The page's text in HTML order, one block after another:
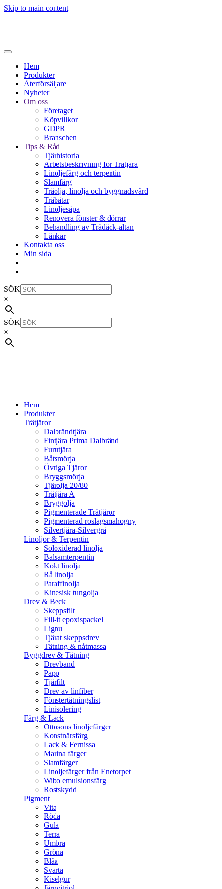
Skip to main content
Hem
Produkter
Återförsäljare
Nyheter
Om oss
Företaget
Köpvillkor
GDPR
Branschen
Tips & Råd
Tjärhistoria
Arbetsbeskrivning för Trätjära
Linoljefärg och terpentin
Slamfärg
Träolja, linolja och byggnadsvård
Träbåtar
Linoljesåpa
Renovera fönster & dörrar
Behandling av Trädäck-altan
Länkar
Kontakta oss
Min sida
SÖK
×
SÖK
×
Hem
Produkter
Trätjäror
Dalbrändtjära
Fintjära Prima Dalbränd
Furutjära
Båtsmörja
Övriga Tjäror
Bryggsmörja
Tjärolja 20/80
Trätjära A
Bryggolja
Pigmenterade Trätjäror
Pigmenterad roslagsmahogny
Silvertjära-Silvergrå
Linoljor & Terpentin
Soloxiderad linolja
Balsamterpentin
Kokt linolja
Rå linolja
Paraffinolja
Kinesisk tungolja
Drev & Beck
Skeppsfilt
Fill-it epoxispackel
Lignu
Tjärat skeppsdrev
Tätning & nåtmassa
Byggdrev & Tätning
Drevband
Papp
Tjärfilt
Drev av linfiber
Fönstertätningslist
Linisolering
Färg & Lack
Ottosons linoljefärger
Konstnärsfärg
Lack & Fernissa
Marina färger
Slamfärger
Linoljefärger från Enetorpet
Wibo emulsionsfärg
Rostskydd
Pigment
Vita
Röda
Gula
Terra
Umbra
Gröna
Blåa
Svarta
Kiselgur